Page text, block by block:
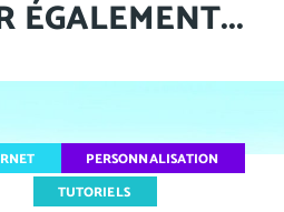
ÉGALEMENT...
PERSONNALISATION
TUTORIELS